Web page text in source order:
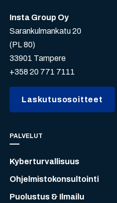
Insta Group Oy
Sarankulmankatu 20
(PL 80)
33901 Tampere
+358 20 771 7111
Laskutusosoitteet
PALVELUT
Kyberturvallisuus
Ohjelmistokonsultointi
Puolustus & Ilmailu